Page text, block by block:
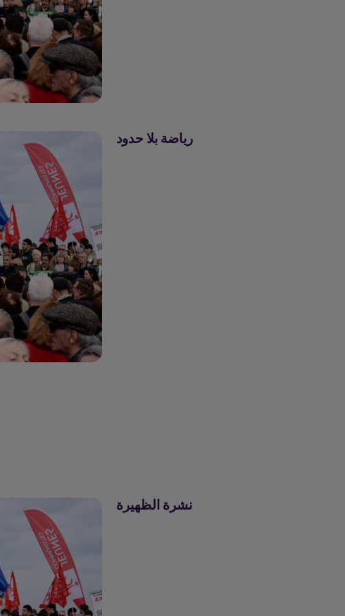
رياضة بلا حدود
نشرة الظهيرة